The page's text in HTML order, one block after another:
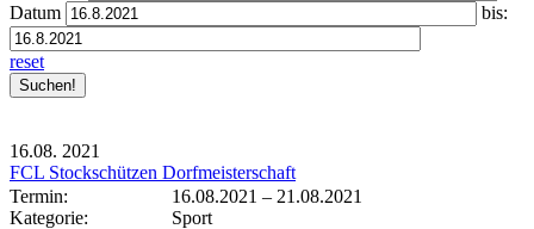
Datum
bis:
reset
16.08. 2021
FCL Stockschützen Dorfmeisterschaft
Termin:
16.08.2021 – 21.08.2021
Kategorie:
Sport